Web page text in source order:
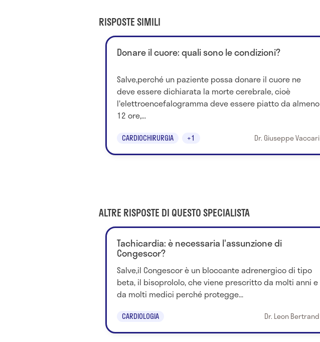
RISPOSTE SIMILI
Donare il cuore: quali sono le condizioni?
Salve,perché un paziente possa donare il cuore ne
deve essere dichiarata la morte cerebrale, cioè
l'elettroencefalogramma deve essere piatto da almeno
12 ore,...
CARDIOCHIRURGIA +1 Dr. Giuseppe Vaccari
ALTRE RISPOSTE DI QUESTO SPECIALISTA
Tachicardia: è necessaria l'assunzione di
Congescor?
Salve,il Congescor è un bloccante adrenergico di tipo
beta, il bisoprololo, che viene prescritto da molti anni e
da molti medici perché protegge...
CARDIOLOGIA Dr. Leon Bertrand